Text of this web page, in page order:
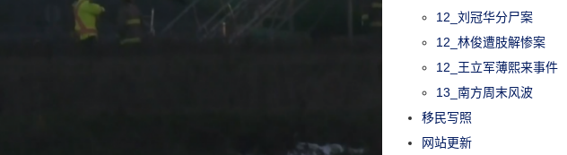
12_刘冠华分尸案
12_林俊遭肢解惨案
12_王立军薄熙来事件
13_南方周末风波
移民写照
网站更新